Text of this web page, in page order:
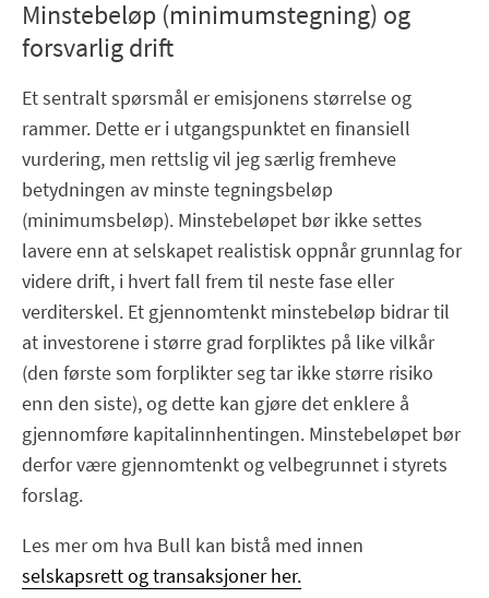
Minstebeløp (minimumstegning) og
forsvarlig drift
Et sentralt spørsmål er emisjonens størrelse og
rammer. Dette er i utgangspunktet en finansiell
vurdering, men rettslig vil jeg særlig fremheve
betydningen av minste tegningsbeløp
(minimumsbeløp). Minstebeløpet bør ikke settes
lavere enn at selskapet realistisk oppnår grunnlag for
videre drift, i hvert fall frem til neste fase eller
verditerskel. Et gjennomtenkt minstebeløp bidrar til
at investorene i større grad forpliktes på like vilkår
(den første som forplikter seg tar ikke større risiko
enn den siste), og dette kan gjøre det enklere å
gjennomføre kapitalinnhentingen. Minstebeløpet bør
derfor være gjennomtenkt og velbegrunnet i styrets
forslag.
Les mer om hva Bull kan bistå med innen
selskapsrett og transaksjoner her.